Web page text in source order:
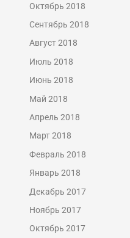
Октябрь 2018
Сентябрь 2018
Август 2018
Июль 2018
Июнь 2018
Май 2018
Апрель 2018
Март 2018
Февраль 2018
Январь 2018
Декабрь 2017
Ноябрь 2017
Октябрь 2017